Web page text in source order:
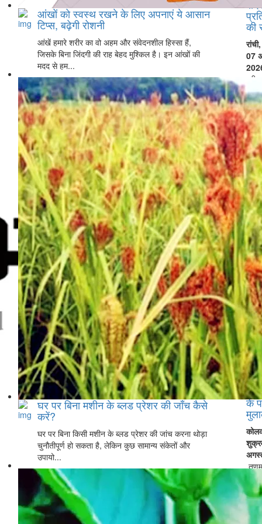
की
07
के
ने
के
...
आंखों को स्वस्थ रखने के लिए अपनाएं ये आसान
टिप्स, बढ़ेगी रोशनी
आंखें हमारे शरीर का वो अहम और संवेदनशील हिस्सा हैं,
जिसके बिना जिंदगी की राह बेहद मुश्किल है। इन आंखों की
मदद से हम...
घर पर बिना मशीन के ब्लड प्रेशर की जाँच कैसे
करें?
घर पर बिना किसी मशीन के ब्लड प्रेशर की जांच करना थोड़ा
चुनौतीपूर्ण हो सकता है, लेकिन कुछ सामान्य संकेतों और
उपायो...